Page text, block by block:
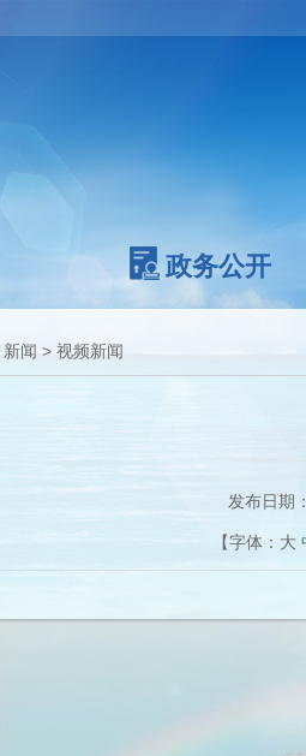
政务公开
新闻 > 视频新闻
发布日期
【字体： 大